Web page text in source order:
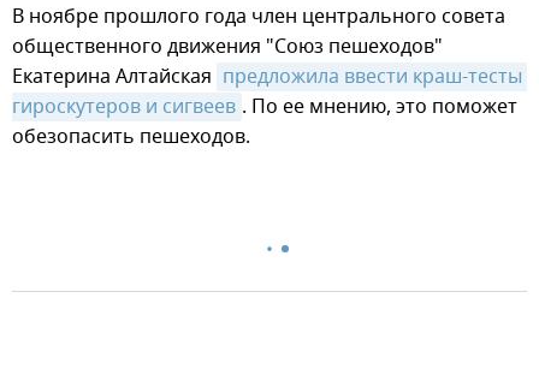
В ноябре прошлого года член центрального совета
общественного движения "Союз пешеходов"
Екатерина Алтайская предложила ввести краш-тесты
гироскутеров и сигвеев . По ее мнению, это поможет
обезопасить пешеходов.